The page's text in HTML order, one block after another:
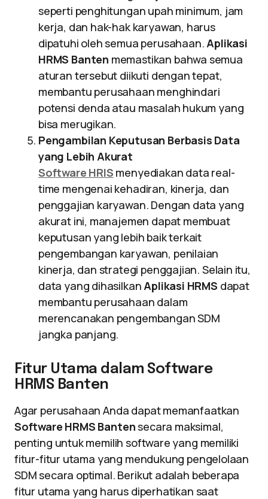
seperti penghitungan upah minimum, jam
kerja, dan hak-hak karyawan, harus
dipatuhi oleh semua perusahaan.Aplikasi
HRMS Banten memastikan bahwa semua
aturan tersebut diikuti dengan tepat,
membantu perusahaan menghindari
potensi denda atau masalah hukum yang
bisa merugikan.
Pengambilan Keputusan Berbasis Data
yang Lebih Akurat
Software HRIS menyediakan data real-
time mengenai kehadiran, kinerja, dan
penggajian karyawan. Dengan data yang
akurat ini, manajemen dapat membuat
keputusan yang lebih baik terkait
pengembangan karyawan, penilaian
kinerja, dan strategi penggajian. Selain itu,
data yang dihasilkanAplikasi HRMS dapat
membantu perusahaan dalam
merencanakan pengembangan SDM
jangka panjang.
Fitur Utama dalam Software
HRMS Banten
Agar perusahaan Anda dapat memanfaatkan
Software HRMS Bantensecara maksimal,
penting untuk memilih software yang memiliki
fitur-fitur utama yang mendukung pengelolaan
SDM secara optimal. Berikut adalah beberapa
fitur utama yang harus diperhatikan saat